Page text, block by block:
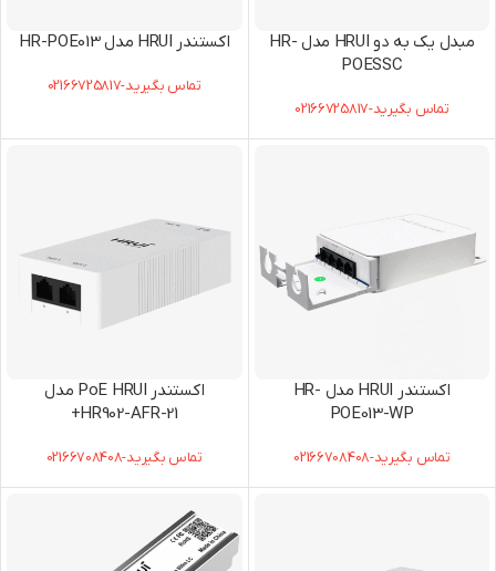
مبدل یک به دو HRUI مدل HR-
POESSC
تماس بگیرید-02166725817
اکستندر HRUI مدل HR-POE013
تماس بگیرید-02166725817
اکستندر HRUI مدل HR-
POE013-WP
تماس بگیرید-02166708408
اکستندر PoE HRUI مدل
HR902-AFR-21+
تماس بگیرید-02166708408